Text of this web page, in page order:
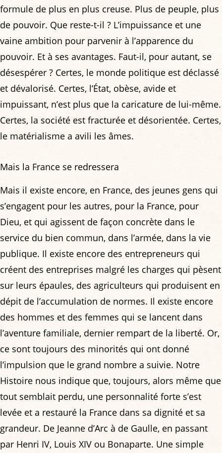
formule de plus en plus creuse. Plus de peuple, plus
de pouvoir. Que reste-t-il ? L’impuissance et une
vaine ambition pour parvenir à l’apparence du
pouvoir. Et à ses avantages. Faut-il, pour autant, se
désespérer ? Certes, le monde politique est déclassé
et dévalorisé. Certes, l’État, obèse, avide et
impuissant, n’est plus que la caricature de lui-même.
Certes, la société est fracturée et désorientée. Certes,
le matérialisme a avili les âmes.
Mais la France se redressera
Mais il existe encore, en France, des jeunes gens qui
s’engagent pour les autres, pour la France, pour
Dieu, et qui agissent de façon concrète dans le
service du bien commun, dans l’armée, dans la vie
publique. Il existe encore des entrepreneurs qui
créent des entreprises malgré les charges qui pèsent
sur leurs épaules, des agriculteurs qui produisent en
dépit de l’accumulation de normes. Il existe encore
des hommes et des femmes qui se lancent dans
l’aventure familiale, dernier rempart de la liberté. Or,
ce sont toujours des minorités qui ont donné
l’impulsion que le grand nombre a suivie. Notre
Histoire nous indique que, toujours, alors même que
tout semblait perdu, une personnalité forte s’est
levée et a restauré la France dans sa dignité et sa
grandeur. De Jeanne d’Arc à de Gaulle, en passant
par Henri IV, Louis XIV ou Bonaparte. Une simple